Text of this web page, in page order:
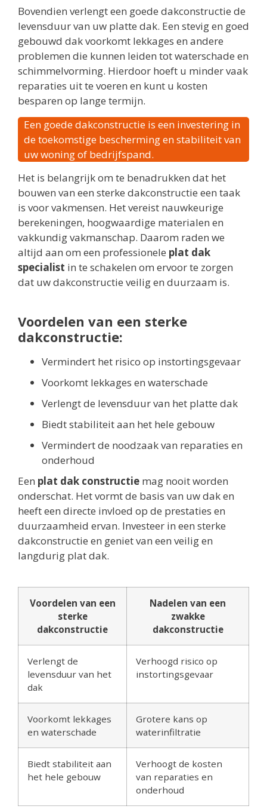
Bovendien verlengt een goede dakconstructie de
levensduur van uw platte dak. Een stevig en goed
gebouwd dak voorkomt lekkages en andere
problemen die kunnen leiden tot waterschade en
schimmelvorming. Hierdoor hoeft u minder vaak
reparaties uit te voeren en kunt u kosten
besparen op lange termijn.
Een goede dakconstructie is een investering in
de toekomstige bescherming en stabiliteit van
uw woning of bedrijfspand.
Het is belangrijk om te benadrukken dat het
bouwen van een sterke dakconstructie een taak
is voor vakmensen. Het vereist nauwkeurige
berekeningen, hoogwaardige materialen en
vakkundig vakmanschap. Daarom raden we
altijd aan om een professionele plat dak
specialist in te schakelen om ervoor te zorgen
dat uw dakconstructie veilig en duurzaam is.
Voordelen van een sterke
dakconstructie:
Vermindert het risico op instortingsgevaar
Voorkomt lekkages en waterschade
Verlengt de levensduur van het platte dak
Biedt stabiliteit aan het hele gebouw
Vermindert de noodzaak van reparaties en
onderhoud
Een plat dak constructie mag nooit worden
onderschat. Het vormt de basis van uw dak en
heeft een directe invloed op de prestaties en
duurzaamheid ervan. Investeer in een sterke
dakconstructie en geniet van een veilig en
langdurig plat dak.
Voordelen van een
sterke
dakconstructie
Nadelen van een
zwakke
dakconstructie
Verlengt de
levensduur van het
dak
Verhoogd risico op
instortingsgevaar
Voorkomt lekkages
en waterschade
Grotere kans op
waterinfiltratie
Biedt stabiliteit aan
het hele gebouw
Verhoogt de kosten
van reparaties en
onderhoud